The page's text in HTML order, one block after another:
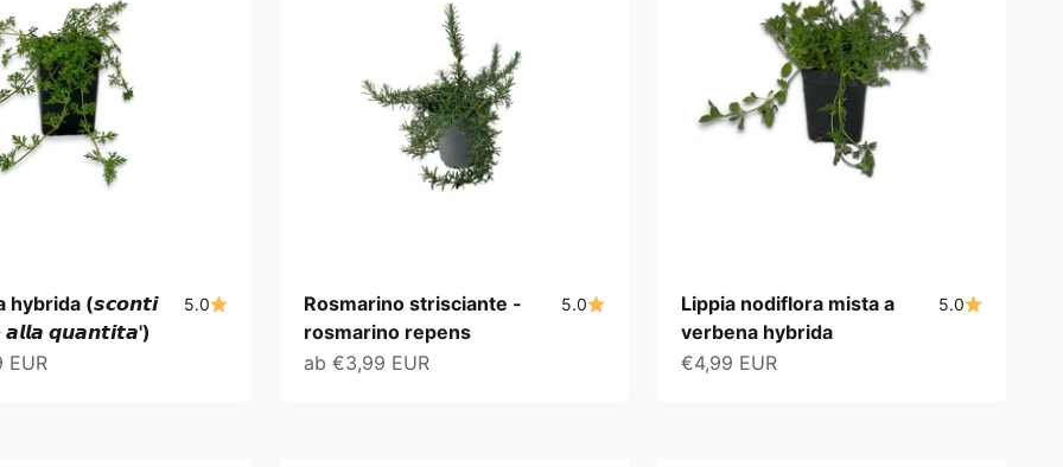
hybrida (𝙨𝙘𝙤𝙣𝙩𝙞
𝙦𝙪𝙖𝙣𝙩𝙞𝙩𝙖')
5.0
EUR
Rosmarino strisciante -
rosmarino repens
5.0
Angebot
ab €3,99 EUR
Lippia nodiflora mista a
verbena hybrida
5.0
Angebot
€4,99 EUR